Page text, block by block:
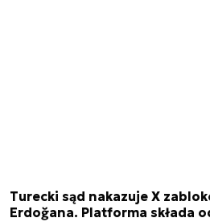
Turecki sąd nakazuje X
Erdoğana. Platforma składa